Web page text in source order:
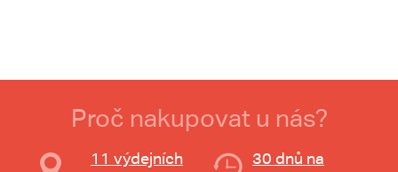
Proč nakupovat u nás?
11 výdejních
30 dnů na